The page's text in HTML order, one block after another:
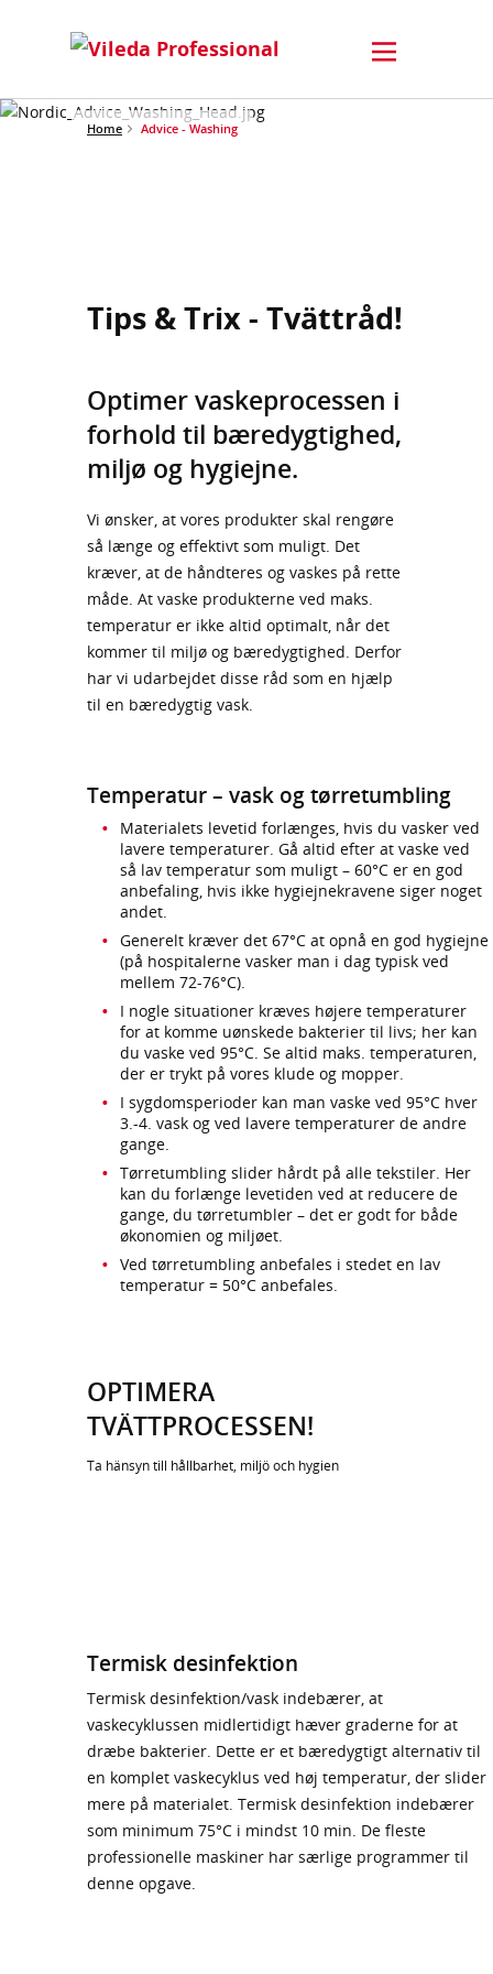
Home Advice - Washing
Tips & Trix - Tvättråd!
Optimer vaskeprocessen i
forhold til bæredygtighed,
miljø og hygiejne.
Vi ønsker, at vores produkter skal rengøre
så længe og effektivt som muligt. Det
kræver, at de håndteres og vaskes på rette
måde. At vaske produkterne ved maks.
temperatur er ikke altid optimalt, når det
kommer til miljø og bæredygtighed. Derfor
har vi udarbejdet disse råd som en hjælp
til en bæredygtig vask.
Temperatur – vask og tørretumbling
Materialets levetid forlænges, hvis du vasker ved
lavere temperaturer. Gå altid efter at vaske ved
så lav temperatur som muligt – 60°C er en god
anbefaling, hvis ikke hygiejnekravene siger noget
andet.
Generelt kræver det 67°C at opnå en god hygiejne
(på hospitalerne vasker man i dag typisk ved
mellem 72-76°C).
I nogle situationer kræves højere temperaturer
for at komme uønskede bakterier til livs; her kan
du vaske ved 95°C. Se altid maks. temperaturen,
der er trykt på vores klude og mopper.
I sygdomsperioder kan man vaske ved 95°C hver
3.-4. vask og ved lavere temperaturer de andre
gange.
Tørretumbling slider hårdt på alle tekstiler. Her
kan du forlænge levetiden ved at reducere de
gange, du tørretumbler – det er godt for både
økonomien og miljøet.
Ved tørretumbling anbefales i stedet en lav
temperatur = 50°C anbefales.
OPTIMERA
TVÄTTPROCESSEN!
Ta hänsyn till hållbarhet, miljö och hygien
Termisk desinfektion
Termisk desinfektion/vask indebærer, at
vaskecyklussen midlertidigt hæver graderne for at
dræbe bakterier. Dette er et bæredygtigt alternativ til
en komplet vaskecyklus ved høj temperatur, der slider
mere på materialet. Termisk desinfektion indebærer
som minimum 75°C i mindst 10 min. De fleste
professionelle maskiner har særlige programmer til
denne opgave.